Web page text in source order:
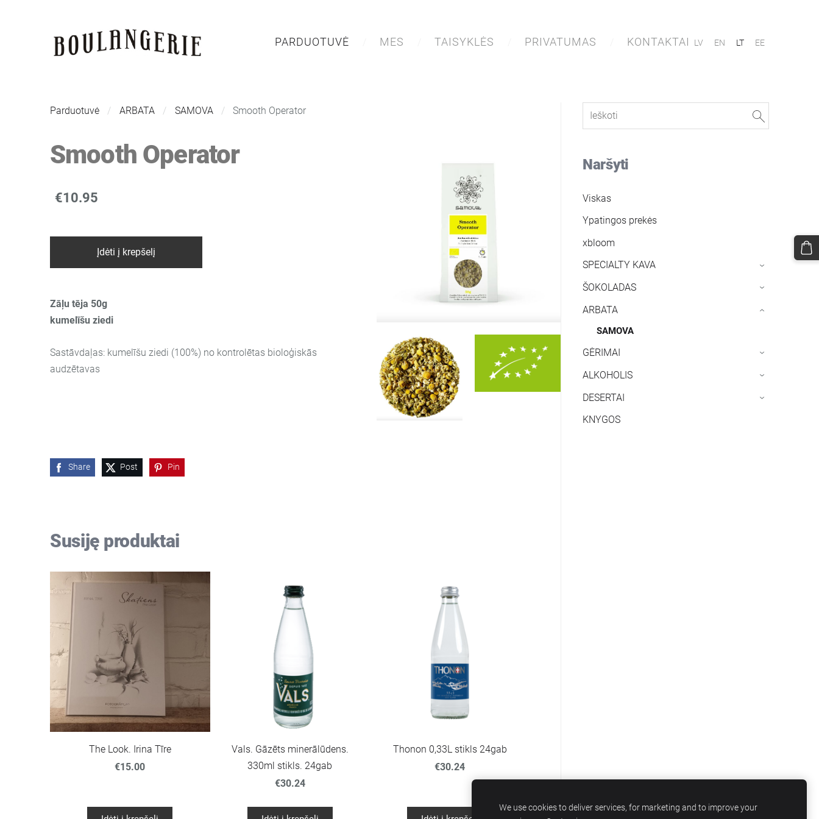
PARDUOTUVĖ MES TAISYKLĖS PRIVATUMAS KONTAKTAI LV EN LT EE
Naršyti
Viskas
Ypatingos prekės
xbloom
SPECIALTY KAVA
›
ŠOKOLADAS ›
ARBATA
SAMOVA
›
GĖRIMAI ›
ALKOHOLIS ›
DESERTAI ›
KNYGOS
Parduotuvė ARBATA SAMOVA Smooth Operator
Smooth Operator
€10.95
Įdėti į krepšelį
Zāļu tēja 50g
kumelīšu ziedi
Sastāvdaļas: kumelīšu ziedi (100%) no kontrolētas bioloģiskās
audzētavas
Share Post Pin
Susiję produktai
The Look. Irina Tīre
€15.00
Vals. Gāzēts minerālūdens.
330ml stikls. 24gab
€30.24
Thonon 0,33L stikls 24gab
€30.24
We use cookies to deliver services, for marketing and to improve your